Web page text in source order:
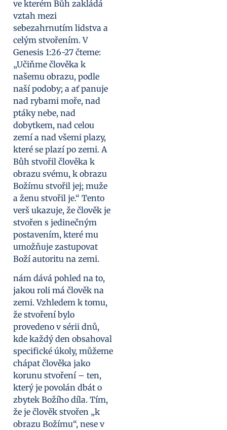
ve kterém Bůh zakládá
vztah mezi
sebezahrnutím lidstva a
celým stvořením. V
Genesis 1:26-27 čteme:
„Učiňme člověka k
našemu obrazu, podle
naší podoby; a ať panuje
nad rybami moře, nad
ptáky nebe, nad
dobytkem, nad celou
zemí a nad všemi plazy,
které se plazí po zemi. A
Bůh stvořil člověka k
obrazu svému, k obrazu
Božímu stvořil jej; muže
a ženu stvořil je.“ Tento
verš ukazuje, že člověk je
stvořen s jedinečným
postavením, které mu
umožňuje zastupovat
Boží autoritu na zemi.
nám dává pohled na to,
jakou roli má člověk na
zemi. Vzhledem k tomu,
že stvoření bylo
provedeno v sérii dnů,
kde každý den obsahoval
specifické úkoly, můžeme
chápat člověka jako
korunu stvoření – ten,
který je povolán dbát o
zbytek Božího díla. Tím,
že je člověk stvořen „k
obrazu Božímu“, nese v